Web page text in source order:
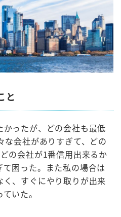
と
ったが、どの会社も最低
な会社がありすぎて、どの
の会社が1番信用出来るか
困った。また私の場合は
、すぐにやり取りが出来
いた。